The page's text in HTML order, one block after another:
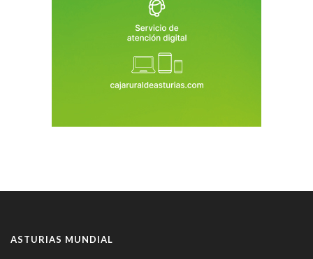
ASTURIAS MUNDIAL